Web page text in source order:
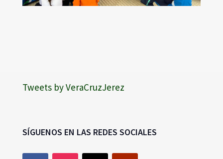
Tweets by VeraCruzJerez
SÍGUENOS EN LAS REDES SOCIALES